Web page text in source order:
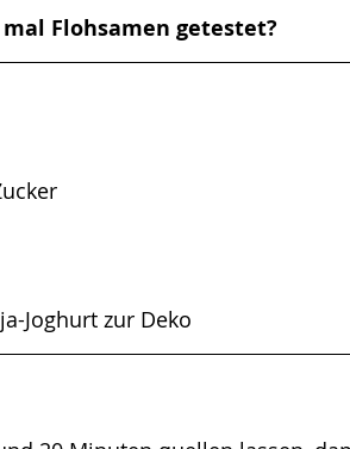
mal Flohsamen getestet?
Joghurt zur Deko